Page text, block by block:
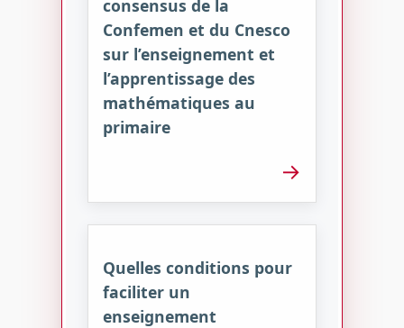
consensus de la
Confemen et du Cnesco
sur l’enseignement et
l’apprentissage des
mathématiques au
primaire
→
Quelles conditions pour
faciliter un
enseignement